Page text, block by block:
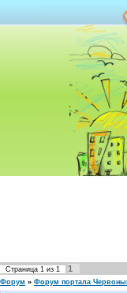
Страница 1 из 1 1
Форум » Форум портала